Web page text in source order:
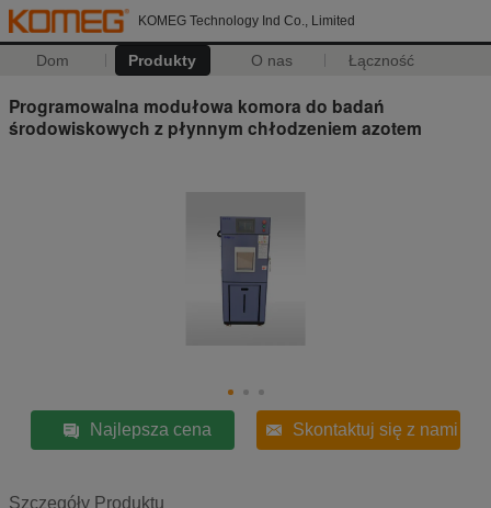
KOMEG Technology Ind Co., Limited
Dom Produkty O nas Łączność
Programowalna modułowa komora do badań
środowiskowych z płynnym chłodzeniem azotem
Najlepsza cena Skontaktuj się z nami
Szczegóły Produktu